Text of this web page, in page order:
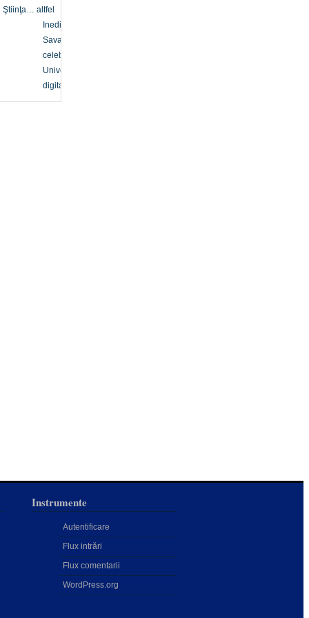
Ştiinţa… altfel
Inedit
Savanți
celebri
Univers
digital
Instrumente
Autentificare
Flux intrări
Flux comentarii
WordPress.org